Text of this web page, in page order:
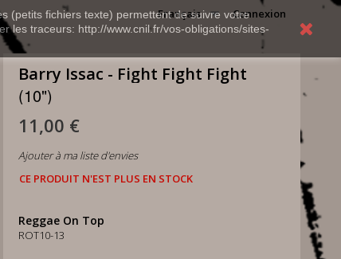
(petits fichiers texte) permettent de suivre votre
les traceurs: http://www.cnil.fr/vos-obligations/sites-
Connexion
Français
Barry Issac - Fight Fight Fight
(10")
11,00 €
Ajouter à ma liste d'envies
CE PRODUIT N'EST PLUS EN STOCK
Reggae On Top
ROT10-13